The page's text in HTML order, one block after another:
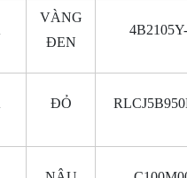
VÀNG
ĐEN
ĐỎ